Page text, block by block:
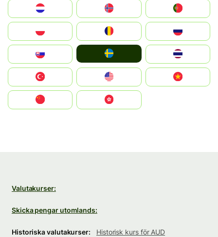
United States
中國香港特別行政區
Valutakurser:
Skicka pengar utomlands:
Historiska valutakurser:
Historisk kurs för AUD